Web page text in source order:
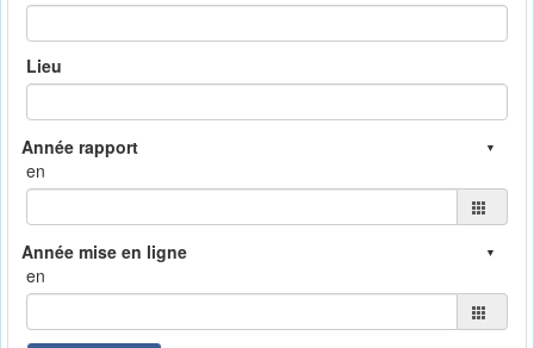
Lieu
en
en